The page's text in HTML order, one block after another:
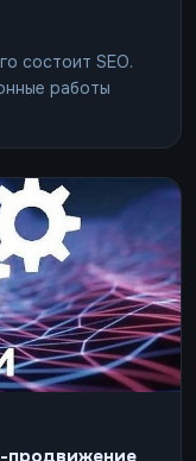
состоит SEO.
работы
продвижение